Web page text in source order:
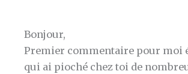
Bonjour,
Premier commentaire pour moi
qui ai pioché chez toi de